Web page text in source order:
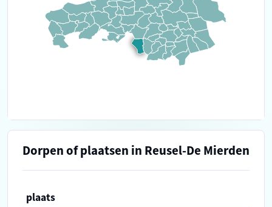
Dorpen of plaatsen in Reusel-De Mierden
plaats